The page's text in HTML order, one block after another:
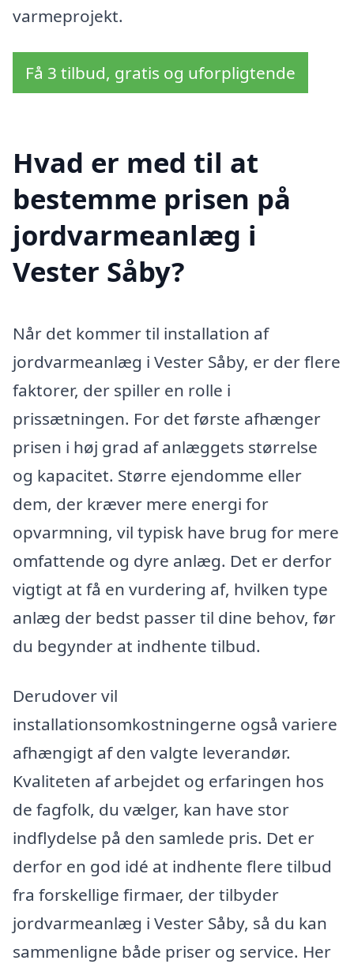
varmeprojekt.
Få 3 tilbud, gratis og uforpligtende
Hvad er med til at
bestemme prisen på
jordvarmeanlæg i
Vester Såby?
Når det kommer til installation af
jordvarmeanlæg i Vester Såby, er der flere
faktorer, der spiller en rolle i
prissætningen. For det første afhænger
prisen i høj grad af anlæggets størrelse
og kapacitet. Større ejendomme eller
dem, der kræver mere energi for
opvarmning, vil typisk have brug for mere
omfattende og dyre anlæg. Det er derfor
vigtigt at få en vurdering af, hvilken type
anlæg der bedst passer til dine behov, før
du begynder at indhente tilbud.
Derudover vil
installationsomkostningerne også variere
afhængigt af den valgte leverandør.
Kvaliteten af arbejdet og erfaringen hos
de fagfolk, du vælger, kan have stor
indflydelse på den samlede pris. Det er
derfor en god idé at indhente flere tilbud
fra forskellige firmaer, der tilbyder
jordvarmeanlæg i Vester Såby, så du kan
sammenligne både priser og service. Her